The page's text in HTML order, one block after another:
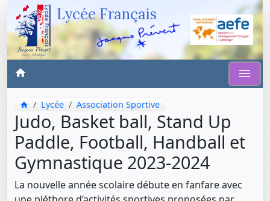
Lycée Français
Lycée Association Sportive
Judo, Basket ball, Stand Up
Paddle, Football, Handball et
Gymnastique 2023-2024
La nouvelle année scolaire débute en fanfare avec